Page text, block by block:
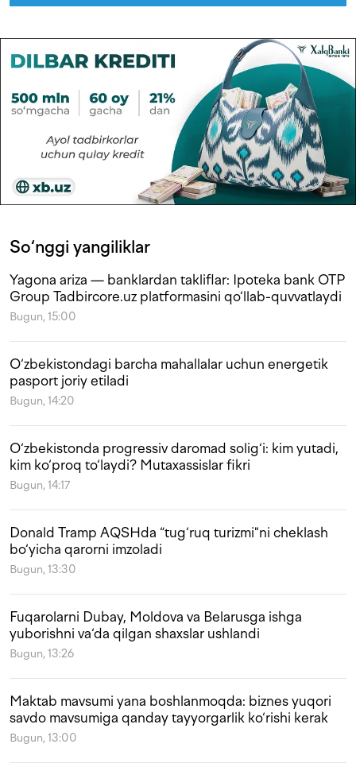
So‘nggi yangiliklar
Yagona ariza — banklardan takliflar: Ipoteka bank OTP
Group Tadbircore.uz platformasini qo‘llab-quvvatlaydi
Bugun, 15:00
O‘zbekistondagi barcha mahallalar uchun energetik
pasport joriy etiladi
Bugun, 14:20
O‘zbekistonda progressiv daromad solig‘i: kim yutadi,
kim ko‘proq to‘laydi? Mutaxassislar fikri
Bugun, 14:17
Donald Tramp AQSHda “tug‘ruq turizmi"ni cheklash
bo‘yicha qarorni imzoladi
Bugun, 13:30
Fuqarolarni Dubay, Moldova va Belarusga ishga
yuborishni va‘da qilgan shaxslar ushlandi
Bugun, 13:26
Maktab mavsumi yana boshlanmoqda: biznes yuqori
savdo mavsumiga qanday tayyorgarlik ko‘rishi kerak
Bugun, 13:00